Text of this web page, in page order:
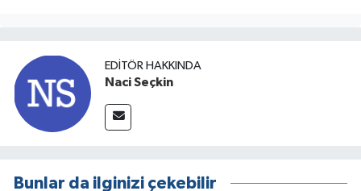
EDITÖR HAKKINDA
Naci Seçkin
Bunlar da ilginizi çekebilir